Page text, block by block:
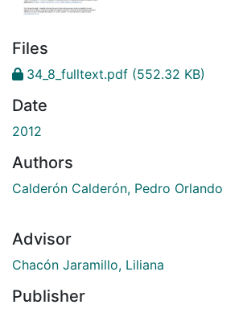
Files
34_8_fulltext.pdf (552.32 KB)
Date
2012
Authors
Calderón Calderón, Pedro Orlando
Advisor
Chacón Jaramillo, Liliana
Publisher